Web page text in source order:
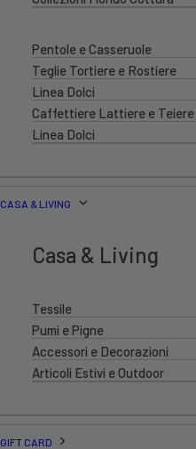
Pentole e Casseruole
Teglie Tortiere e Rostiere
Linea Dolci
Caffettiere Lattiere e Teiere
Linea Dolci
CASA & LIVING
Casa & Living
Tessile
Pumi e Pigne
Accessori e Decorazioni
Articoli Estivi e Outdoor
GIFT CARD